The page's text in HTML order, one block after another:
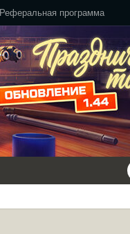
Реферальная программа